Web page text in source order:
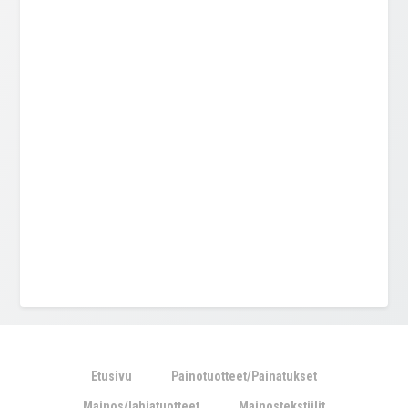
Etusivu Painotuotteet/Painatukset